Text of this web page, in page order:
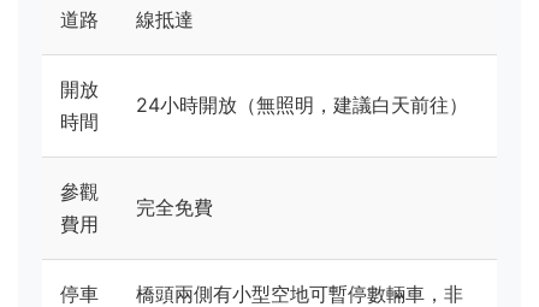
道路
線抵達
開放
時間
24小時開放（無照明，建議白天前往）
參觀
費用
完全免費
停車
橋頭兩側有小型空地可暫停數輛車，非